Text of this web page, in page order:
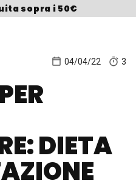
sopra i 50€
04/04/22 3
DIETA